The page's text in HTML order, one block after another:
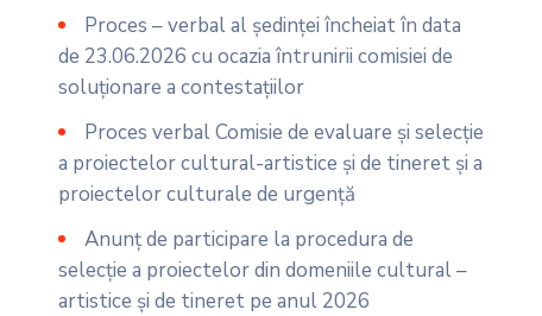
Proces – verbal al ședinței încheiat în data
de 23.06.2026 cu ocazia întrunirii comisiei de
soluţionare a contestaţiilor
Proces verbal Comisie de evaluare și selecție
a proiectelor cultural-artistice și de tineret și a
proiectelor culturale de urgență
Anunț de participare la procedura de
selecție a proiectelor din domeniile cultural –
artistice și de tineret pe anul 2026